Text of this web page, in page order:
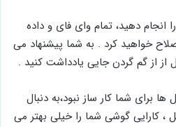
دهید، تمام وای فای و داده
خواهید کرد . به شما پیشنهاد می
از از گم گردن جایی یادداشت کنید .
برای شما کار ساز نبود،به دنبال
کارایی گوشی شما را خیلی بهتر می